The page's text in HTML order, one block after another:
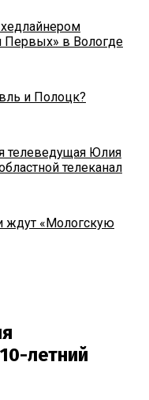
хедлайнером
Первых» в Вологде
и Полоцк?
телеведущая Юлия
телеканал
ждут «Мологскую
летний